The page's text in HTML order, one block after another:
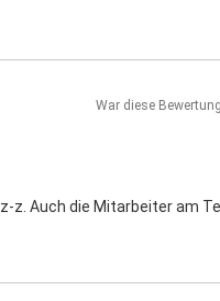
z. Auch die Mitarbeiter am
War diese